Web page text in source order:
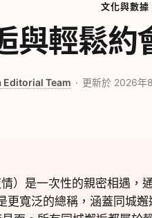
文化與數據
與輕鬆約
Editorial Team 更新於 2026年
）是一次性的親密相遇，
更寬泛的總稱，涵蓋同城